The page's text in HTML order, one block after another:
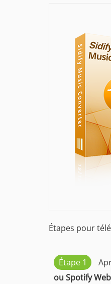
Étapes pour
Étape 1
ou Spotify